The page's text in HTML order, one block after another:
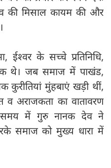
की मिसाल कायम की और
के सच्चे प्रतिनिधि,
थे। जब समाज में पाखंड,
कुरीतियां मुंहबाएं खड़ी थीं,
अराजकता का वातावरण
समय में गुरु नानक देव ने
समाज को मुख्य धारा में